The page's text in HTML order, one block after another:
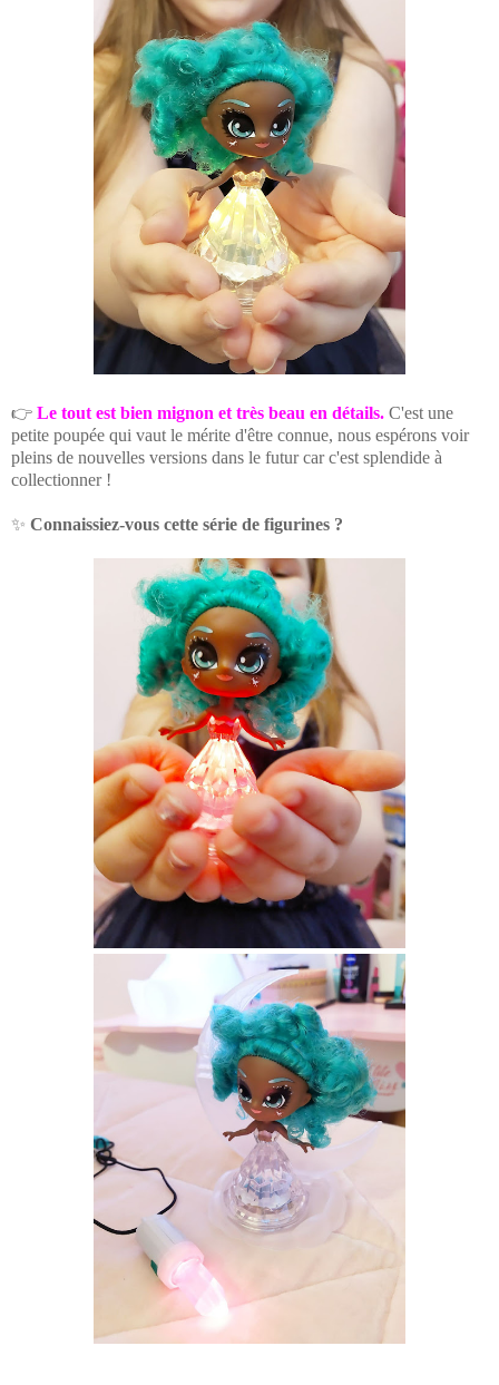
👉 Le tout est bien mignon et très beau en détails. C'est une
petite poupée qui vaut le mérite d'être connue, nous espérons voir
pleins de nouvelles versions dans le futur car c'est splendide à
collectionner !
✨ Connaissiez-vous cette série de figurines ?